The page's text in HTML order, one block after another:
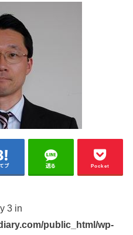
ブ 送る Pocket
3 in
public_html/wp-